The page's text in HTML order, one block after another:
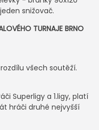
snižovač.
TURNAJE BRNO
všech soutěží.
Superligy a 1.ligy, platí
hráči druhé nejvyšší